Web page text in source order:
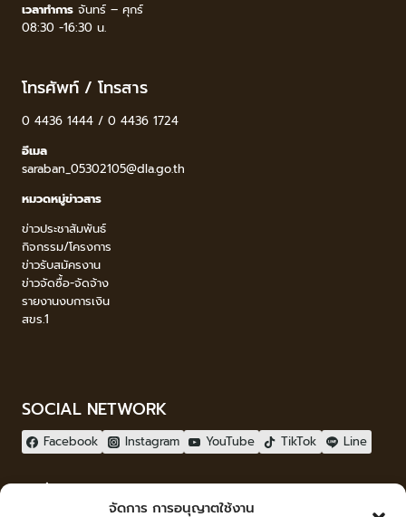
จัดการ การอนุญาตใช้งาน
เวลาทำการ จันทร์ – ศุกร์
08:30 -16:30 น.
โทรศัพท์ / โทรสาร
0 4436 1444 / 0 4436 1724
อีเมล
saraban_05302105@dla.go.th
หมวดหมู่ข่าวสาร
ข่าวประชาสัมพันธ์
กิจกรรม/โครงการ
ข่าวรับสมัครงาน
ข่าวจัดซื้อ-จัดจ้าง
รายงานงบการเงิน
สขร.1
SOCIAL NETWORK
Facebook Instagram YouTube TikTok Line